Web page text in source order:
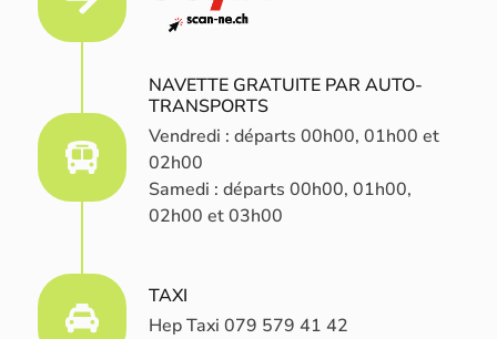
NAVETTE GRATUITE PAR AUTO-
TRANSPORTS
Vendredi : départs 00h00, 01h00 et
02h00
Samedi : départs 00h00, 01h00,
02h00 et 03h00
TAXI
Hep Taxi 079 579 41 42